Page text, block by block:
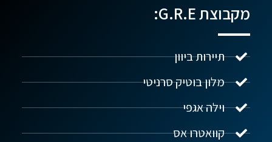
מקבוצת G.R.E:
תיירות ביוון
מלון בוטיק סרניטי
וילה אגפי
קוואטרו אס
נדל"ן ביוון G.R.E